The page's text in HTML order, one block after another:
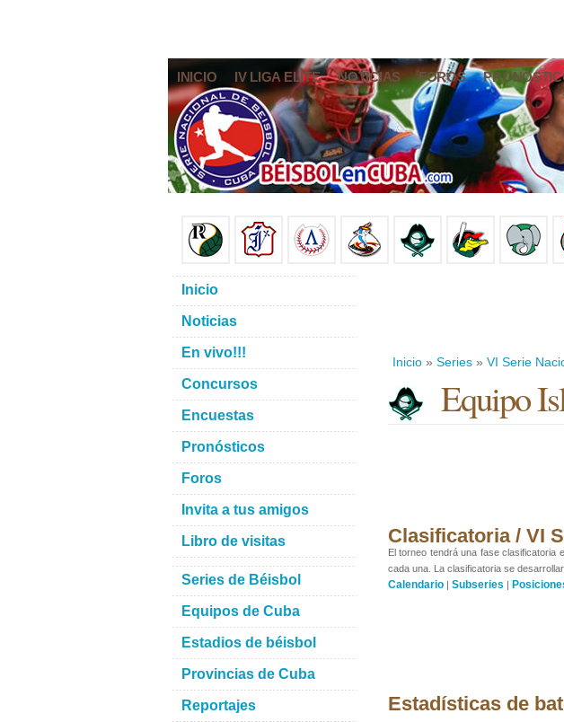
INICIO IV LIGA ELITE NOTICIAS FOROS
Inicio » Series » VI Serie
Equipo
Clasificatoria / VI
El torneo tendrá una fase
cada una. La clasificatoria se
Calendario | Subseries |
Estadísticas de
Inicio
Noticias
En vivo!!!
Concursos
Encuestas
Pronósticos
Foros
Invita a tus amigos
Libro de visitas
Series de Béisbol
Equipos de Cuba
Estadios de béisbol
Provincias de Cuba
Reportajes